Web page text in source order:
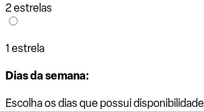
2 estrelas
1 estrela
Dias da semana:
Escolha os dias que possui disponibilidade